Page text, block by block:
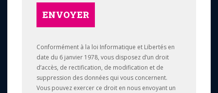
ENVOYER
Conformément à la loi Informatique et Libertés en
date du 6 janvier 1978, vous disposez d’un droit
d’accès, de rectification, de modification et de
suppression des données qui vous concernent.
Vous pouvez exercer ce droit en nous envoyant un